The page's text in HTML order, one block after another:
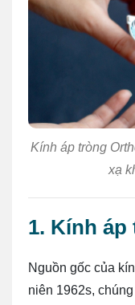
Kính áp tròng
xạ
1. Kính
Nguồn gốc của
niên 1962s,